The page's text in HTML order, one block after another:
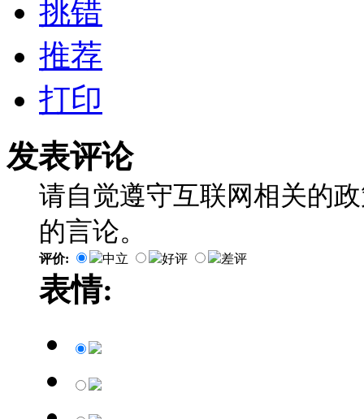
挑错
推荐
打印
发表评论
请自觉遵守互联网相关的
的言论。
评价: 中立 好评 差评
表情: